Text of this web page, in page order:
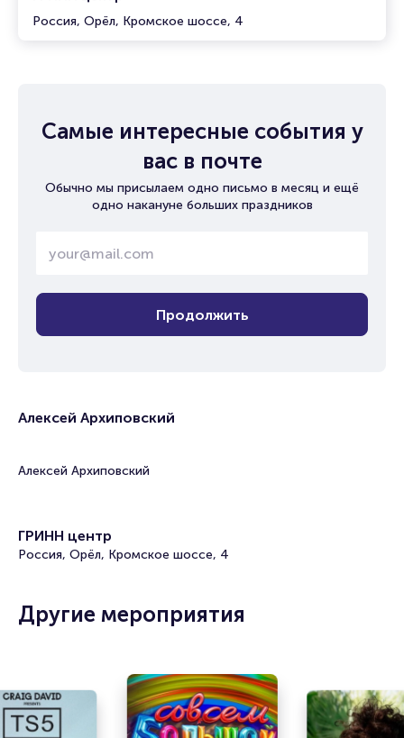
Россия, Орёл, Кромское шоссе, 4
Самые интересные события у
вас в почте
Обычно мы присылаем одно письмо в месяц и ещё
одно накануне больших праздников
Продолжить
Алексей Архиповский
Алексей Архиповский
ГРИНН центр
Россия, Орёл, Кромское шоссе, 4
Другие мероприятия